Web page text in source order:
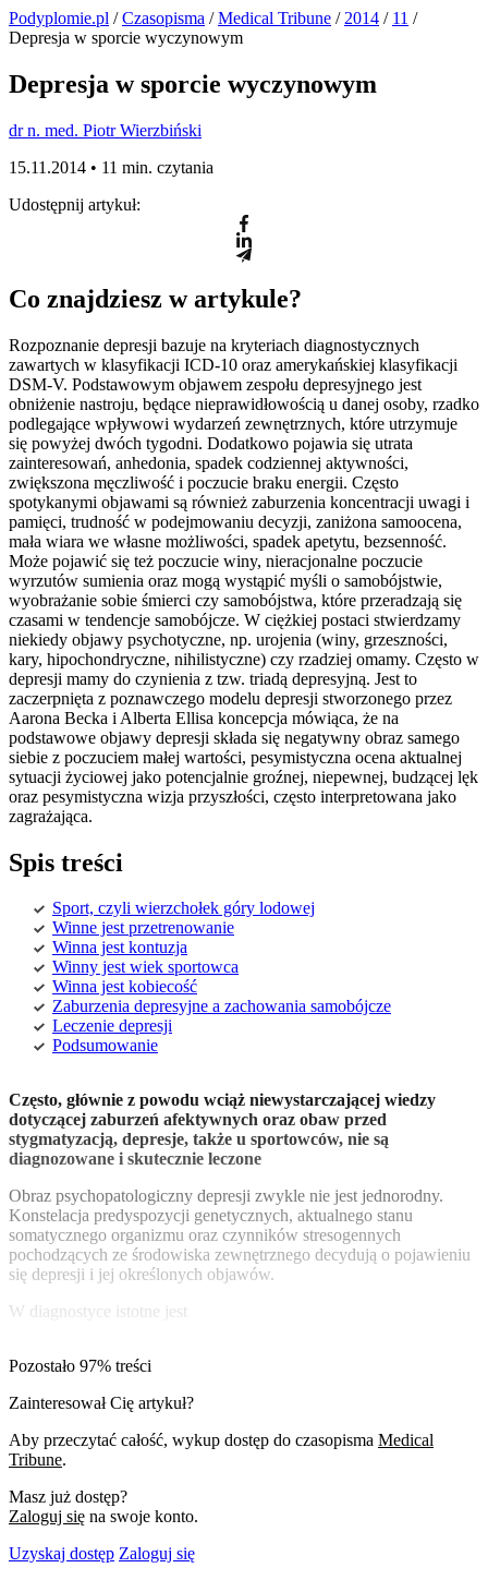
Podyplomie.pl /Czasopisma /Medical Tribune / 2014 / 11 /
Depresja w sporcie wyczynowym
Depresja w sporcie wyczynowym
dr n. med. Piotr Wierzbiński
15.11.2014 • 11 min. czytania
Udostępnij artykuł:
Co znajdziesz w artykule?
Rozpoznanie depresji bazuje na kryteriach diagnostycznych
zawartych w klasyfikacji ICD-10 oraz amerykańskiej klasyfikacji
DSM-V. Podstawowym objawem zespołu depresyjnego jest
obniżenie nastroju, będące nieprawidłowością u danej osoby, rzadko
podlegające wpływowi wydarzeń zewnętrznych, które utrzymuje
się powyżej dwóch tygodni. Dodatkowo pojawia się utrata
zainteresowań, anhedonia, spadek codziennej aktywności,
zwiększona męczliwość i poczucie braku energii. Często
spotykanymi objawami są również zaburzenia koncentracji uwagi i
pamięci, trudność w podejmowaniu decyzji, zaniżona samoocena,
mała wiara we własne możliwości, spadek apetytu, bezsenność.
Może pojawić się też poczucie winy, nieracjonalne poczucie
wyrzutów sumienia oraz mogą wystąpić myśli o samobójstwie,
wyobrażanie sobie śmierci czy samobójstwa, które przeradzają się
czasami w tendencje samobójcze. W ciężkiej postaci stwierdzamy
niekiedy objawy psychotyczne, np. urojenia (winy, grzeszności,
kary, hipochondryczne, nihilistyczne) czy rzadziej omamy. Często w
depresji mamy do czynienia z tzw. triadą depresyjną. Jest to
zaczerpnięta z poznawczego modelu depresji stworzonego przez
Aarona Becka i Alberta Ellisa koncepcja mówiąca, że na
podstawowe objawy depresji składa się negatywny obraz samego
siebie z poczuciem małej wartości, pesymistyczna ocena aktualnej
sytuacji życiowej jako potencjalnie groźnej, niepewnej, budzącej lęk
oraz pesymistyczna wizja przyszłości, często interpretowana jako
zagrażająca.
Spis treści
Sport, czyli wierzchołek góry lodowej
Winne jest przetrenowanie
Winna jest kontuzja
Winny jest wiek sportowca
Winna jest kobiecość
Zaburzenia depresyjne a zachowania samobójcze
Leczenie depresji
Podsumowanie
Często, głównie z powodu wciąż niewystarczającej wiedzy
dotyczącej zaburzeń afektywnych oraz obaw przed
stygmatyzacją, depresje, także u sportowców, nie są
diagnozowane i skutecznie leczone
Obraz psychopatologiczny depresji zwykle nie jest jednorodny.
Konstelacja predyspozycji genetycznych, aktualnego stanu
somatycznego organizmu oraz czynników stresogennych
pochodzących ze środowiska zewnętrznego decydują o pojawieniu
się depresji i jej określonych objawów.
W diagnostyce istotne jest
Pozostało 97% treści
Zainteresował Cię artykuł?
Aby przeczytać całość, wykup dostęp do czasopisma Medical
Tribune.
Masz już dostęp?
Zaloguj się na swoje konto.
Uzyskaj dostęp Zaloguj się